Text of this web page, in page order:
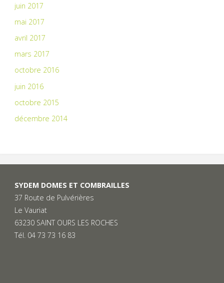
juin 2017
mai 2017
avril 2017
mars 2017
octobre 2016
juin 2016
octobre 2015
décembre 2014
SYDEM DOMES ET COMBRAILLES
37 Route de Pulvérières
Le Vauriat
63230 SAINT OURS LES ROCHES
Tél. 04 73 73 16 83